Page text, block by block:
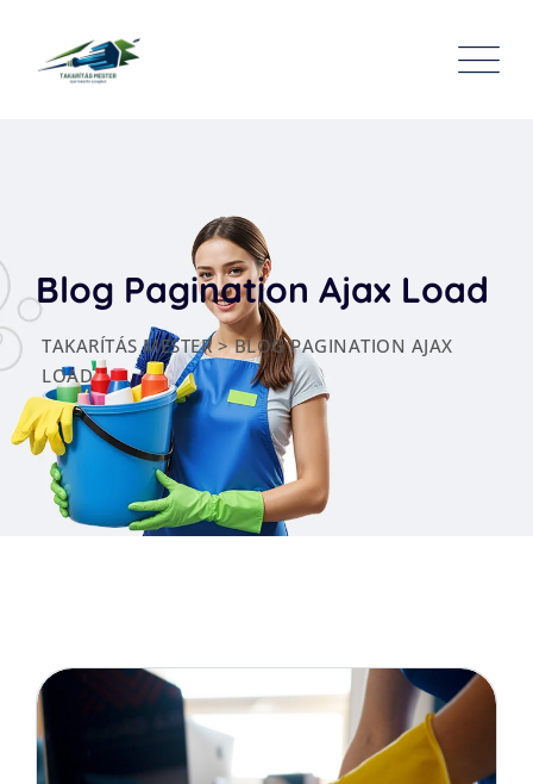
Blog Pagination Ajax Load
TAKARÍTÁS MESTER>BLOG PAGINATION AJAX
LOAD